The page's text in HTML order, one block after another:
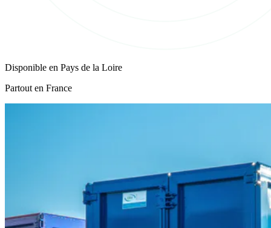
Disponible en Pays de la Loire
Partout en France